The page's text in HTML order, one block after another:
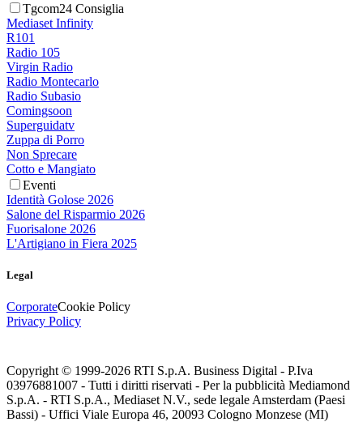
Tgcom24 Consiglia
Mediaset Infinity
R101
Radio 105
Virgin Radio
Radio Montecarlo
Radio Subasio
Comingsoon
Superguidatv
Zuppa di Porro
Non Sprecare
Cotto e Mangiato
Eventi
Identità Golose 2026
Salone del Risparmio 2026
Fuorisalone 2026
L'Artigiano in Fiera 2025
Legal
CorporateCookie Policy
Privacy Policy
Copyright © 1999-2026 RTI S.p.A. Business Digital - P.Iva
03976881007 - Tutti i diritti riservati - Per la pubblicità Mediamond
S.p.A. - RTI S.p.A., Mediaset N.V., sede legale Amsterdam (Paesi
Bassi) - Uffici Viale Europa 46, 20093 Cologno Monzese (MI)